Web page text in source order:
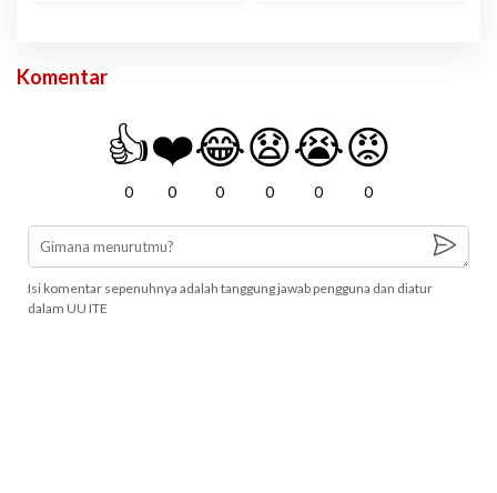
Komentar
👍
0
❤️
0
😂
0
😧
0
😭
0
😡
0
Isi komentar sepenuhnya adalah tanggung jawab pengguna dan diatur
dalam UU ITE